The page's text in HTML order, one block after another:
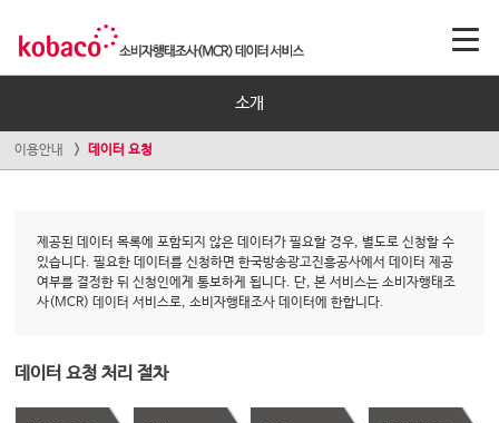
소개
이용안내 데이터 요청
제공된 데이터 목록에 포함되지 않은 데이터가 필요할 경우, 별도로 신청할 수
있습니다. 필요한 데이터를 신청하면 한국방송광고진흥공사에서 데이터 제공
여부를 결정한 뒤 신청인에게 통보하게 됩니다. 단, 본 서비스는 소비자행태조
사(MCR) 데이터 서비스로, 소비자행태조사 데이터에 한합니다.
데이터 요청 처리 절차